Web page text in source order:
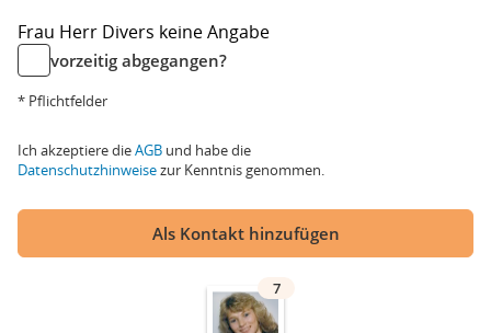
Frau Herr Divers keine Angabe
vorzeitig abgegangen?
* Pflichtfelder
Ich akzeptiere dieAGB und habe die
Datenschutzhinweisezur Kenntnis genommen.
Als Kontakt hinzufügen
7